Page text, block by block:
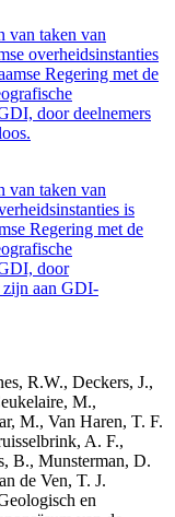
van taken van
overheidsinstanties
Regering met de
door deelnemers
van taken van
is
Regering met de
door
zijn aan GDI-
R.W., Deckers, J.,
M.,
M., Van Haren, T. F.
A. F.,
B., Munsterman, D.
de Ven, T. J.
en